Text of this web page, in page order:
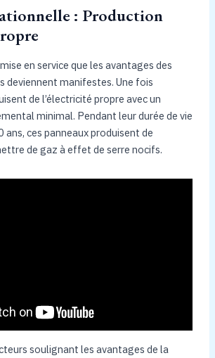
: Production
en service que les avantages des
deviennent manifestes. Une fois
de l’électricité propre avec un
minimal. Pendant leur durée de vie
ans, ces panneaux produisent de
de gaz à effet de serre nocifs.
soulignant les avantages de la